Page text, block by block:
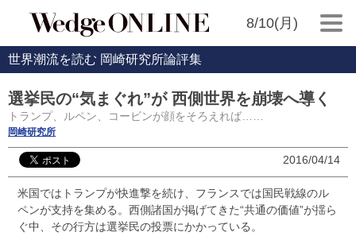
8/10(月)
世界潮流を読む 岡崎研究所論評集
選挙民の“気まぐれ”が 西側世界を崩壊へ導く
トランプ、ルペン、コービンが顔をそろえれば……
岡崎研究所
2016/04/14
米国ではトランプが快進撃を続け、フランスでは国民戦線のル
ペンが支持を集める。西側諸国が掲げてきた“共通の価値”が揺ら
ぐ中、その行方は選挙民の投票にかかっている。